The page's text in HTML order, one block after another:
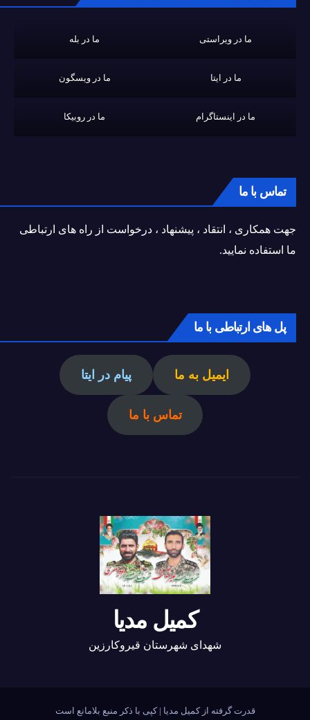
ما در ویراستی ما در بله
ما در ایتا ما در ویسگون
ما در اینستاگرام ما در روبیکا
تماس با ما
جهت همکاری ، انتقاد ، پیشنهاد ، درخواست از راه های ارتباطی
ما استفاده نمایید.
پل های ارتباطی با ما
ایمیل به ما پیام در ایتا
تماس با ما
کمیل مدیا
شهدای شهرستان قیروکارزین
قدرت گرفته از کمیل مدیا |کپی با ذکر منبع بلامانع است